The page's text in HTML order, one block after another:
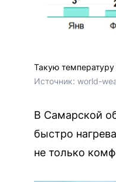
Такую
Источник: world-
В Самарской
быстро
не только